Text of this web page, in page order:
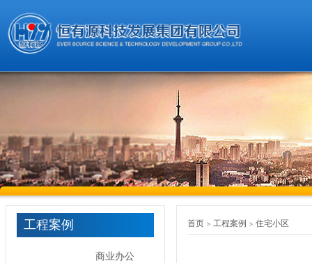
工程案例
商业办公
首页 工程案例 住宅小区